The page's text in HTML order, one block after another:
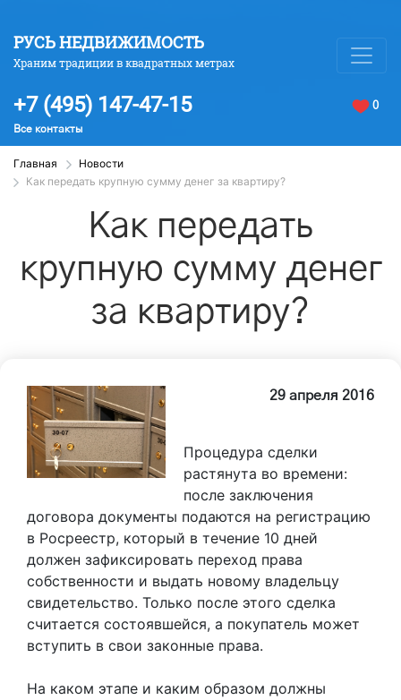
РУСЬ НЕДВИЖИМОСТЬ
Храним традиции в квадратных метрах
+7 (495) 147-47-15
Все контакты
0
Главная
Новости
Как передать крупную сумму денег за квартиру?
Как передать
крупную сумму денег
за квартиру?
29 апреля 2016
Процедура сделки
растянута во времени:
после заключения
договора документы подаются на регистрацию
в Росреестр, который в течение 10 дней
должен зафиксировать переход права
собственности и выдать новому владельцу
свидетельство. Только после этого сделка
считается состоявшейся, а покупатель может
вступить в свои законные права.
На каком этапе и каким образом должны